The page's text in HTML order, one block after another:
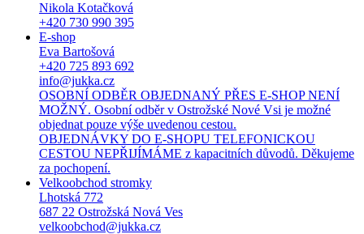
Nikola Kotačková
+420 730 990 395
E-shop
Eva Bartošová
+420 725 893 692
info@jukka.cz
OSOBNÍ ODBĚR OBJEDNANÝ PŘES E-SHOP NENÍ
MOŽNÝ. Osobní odběr v Ostrožské Nové Vsi je možné
objednat pouze výše uvedenou cestou.
OBJEDNÁVKY DO E-SHOPU TELEFONICKOU
CESTOU NEPŘIJÍMÁME z kapacitních důvodů. Děkujeme
za pochopení.
Velkoobchod stromky
Lhotská 772
687 22 Ostrožská Nová Ves
velkoobchod@jukka.cz